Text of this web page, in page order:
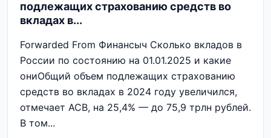
подлежащих страхованию средств во
вкладах в...
Forwarded From Финансыч Сколько вкладов в
России по состоянию на 01.01.2025 и какие
ониОбщий объем подлежащих страхованию
средств во вкладах в 2024 году увеличился,
отмечает АСВ, на 25,4% — до 75,9 трлн рублей.
В том...